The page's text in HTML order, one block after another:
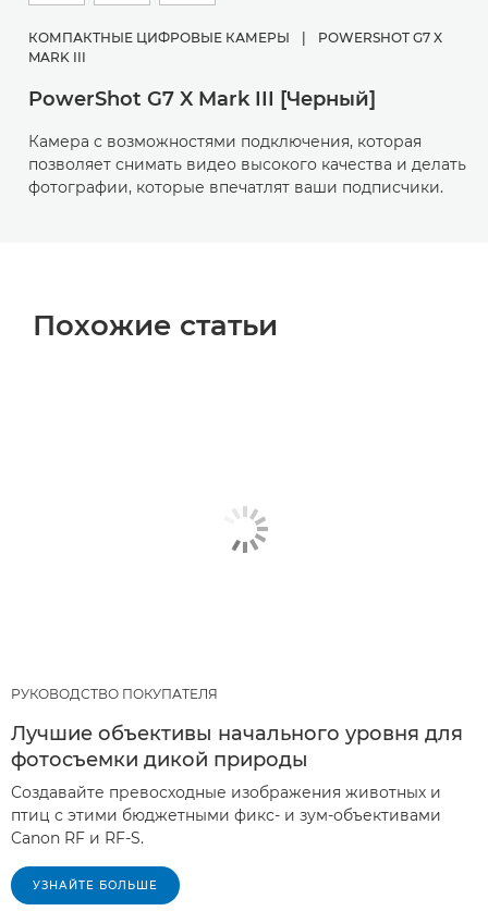
КОМПАКТНЫЕ ЦИФРОВЫЕ КАМЕРЫ
POWERSHOT G7 X
MARK III
PowerShot G7 X Mark III [Черный]
Камера с возможностями подключения, которая
позволяет снимать видео высокого качества и делать
фотографии, которые впечатлят ваши подписчики.
Похожие статьи
РУКОВОДСТВО ПОКУПАТЕЛЯ
Лучшие объективы начального уровня для
фотосъемки дикой природы
Создавайте превосходные изображения животных и
птиц с этими бюджетными фикс- и зум-объективами
Canon RF и RF-S.
УЗНАЙТЕ БОЛЬШЕ